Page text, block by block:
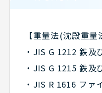
【重量法(沈殿重量
・JIS G 1212 鉄
・JIS G 1215 鉄及
・JIS R 1616 ファ